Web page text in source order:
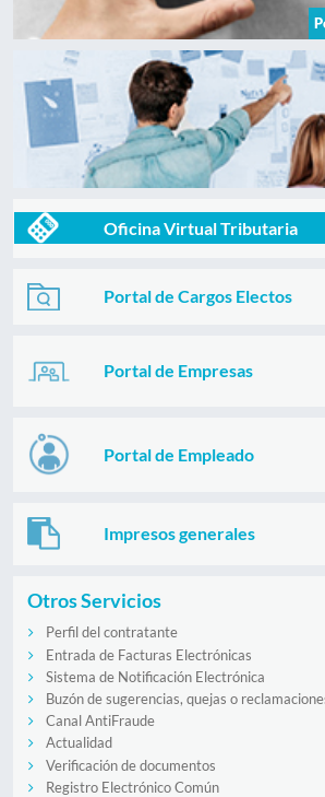
Oficina Virtual Tributaria
Portal de Cargos Electos
Portal de Empresas
Portal de Empleado
Impresos generales
Otros Servicios
Perfil del contratante
Entrada de Facturas Electrónicas
Sistema de Notificación Electrónica
Buzón de sugerencias, quejas o
Canal AntiFraude
Actualidad
Verificación de documentos
Registro Electrónico Común